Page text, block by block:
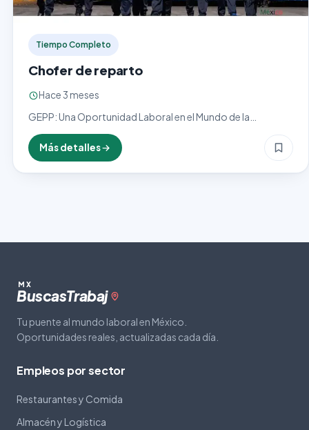
Tiempo Completo
Chofer de reparto
Hace 3 meses
GEPP: Una Oportunidad Laboral en el Mundo de la
Distribución En el dinámico mundo de la distribución y el
comercio, la empresa GEPP se destaca como…
Más detalles
MX
BuscasTrabaj
Tu puente al mundo laboral en México.
Oportunidades reales, actualizadas cada día.
Empleos por sector
Restaurantes y Comida
Almacén y Logística